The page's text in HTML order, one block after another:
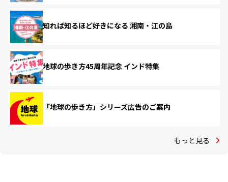
知れば知るほど好きになる 湘南・江の島
地球の歩き方45周年記念 インド特集
「地球の歩き方」シリーズ広告のご案内
もっと見る